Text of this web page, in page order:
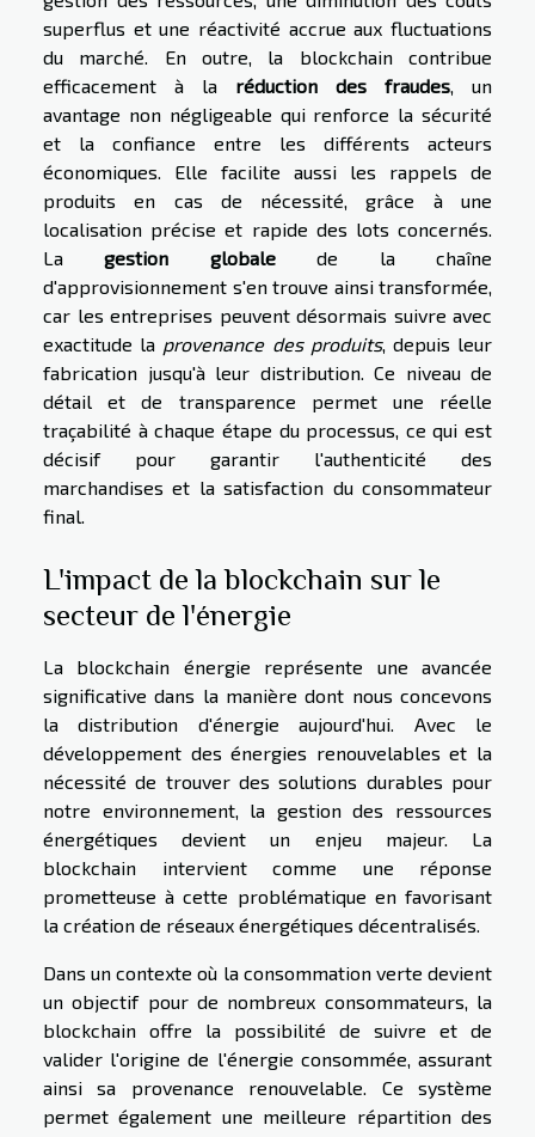
superflus et une réactivité accrue aux fluctuations
du marché. En outre, la blockchain contribue
efficacement à la réduction des fraudes, un
avantage non négligeable qui renforce la sécurité
et la confiance entre les différents acteurs
économiques. Elle facilite aussi les rappels de
produits en cas de nécessité, grâce à une
localisation précise et rapide des lots concernés.
Lagestion globalede la chaîne
d'approvisionnement s'en trouve ainsi transformée,
car les entreprises peuvent désormais suivre avec
exactitude la provenance des produits, depuis leur
fabrication jusqu'à leur distribution. Ce niveau de
détail et de transparence permet une réelle
traçabilité à chaque étape du processus, ce qui est
décisif pour garantir l'authenticité des
marchandises et la satisfaction du consommateur
final.
L'impact de la blockchain sur le
secteur de l'énergie
La blockchain énergie représente une avancée
significative dans la manière dont nous concevons
la distribution d'énergie aujourd'hui. Avec le
développement des énergies renouvelables et la
nécessité de trouver des solutions durables pour
notre environnement, la gestion des ressources
énergétiques devient un enjeu majeur. La
blockchain intervient comme une réponse
prometteuse à cette problématique en favorisant
la création de réseaux énergétiques décentralisés.
Dans un contexte où la consommation verte devient
un objectif pour de nombreux consommateurs, la
blockchain offre la possibilité de suivre et de
valider l'origine de l'énergie consommée, assurant
ainsi sa provenance renouvelable. Ce système
permet également une meilleure répartition des